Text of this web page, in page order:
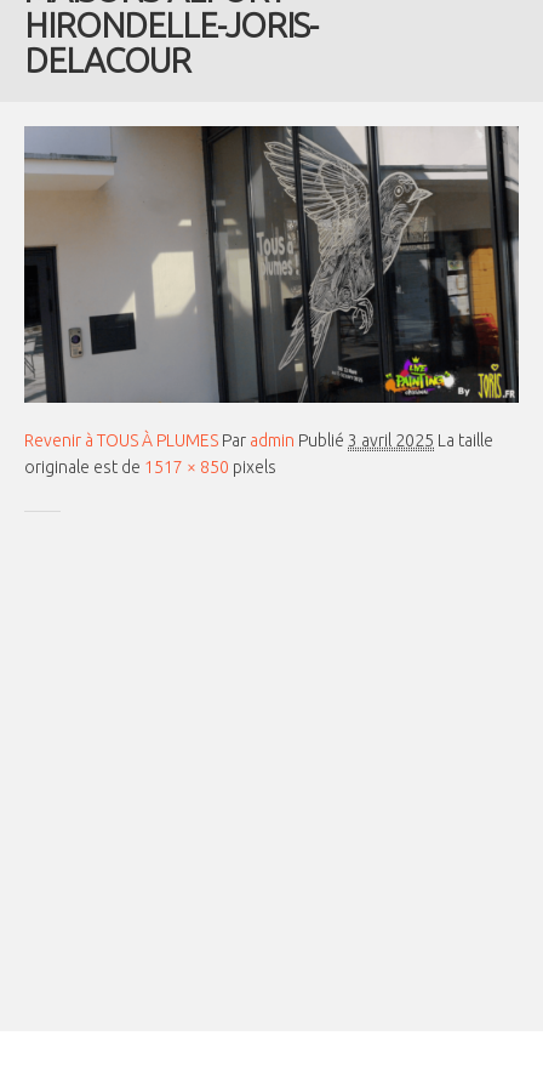
HIRONDELLE-JORIS-
DELACOUR
Revenir à TOUS À PLUMES Par admin Publié 3 avril 2025 La taille
originale est de 1517 × 850 pixels